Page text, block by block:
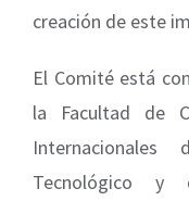
creación de este
El Comité está
la Facultad de
Tecnológico y